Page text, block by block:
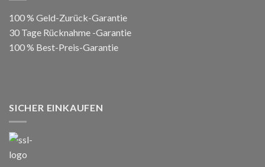
100 % Geld-Zurück-Garantie
30 Tage Rücknahme -Garantie
100 % Best-Preis-Garantie
SICHER EINKAUFEN